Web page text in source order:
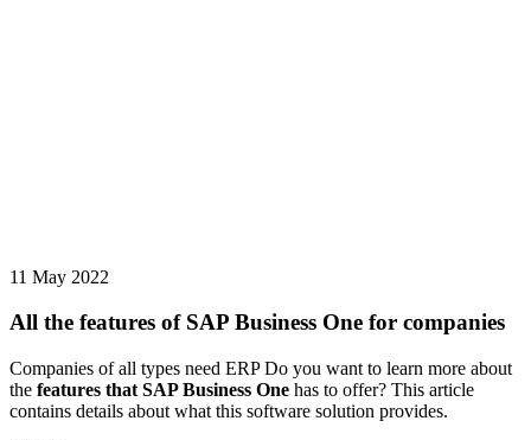
11 May 2022
All the features of SAP Business One for companies
Companies of all types need ERP Do you want to learn more about
the features that SAP Business One has to offer? This article
contains details about what this software solution provides.